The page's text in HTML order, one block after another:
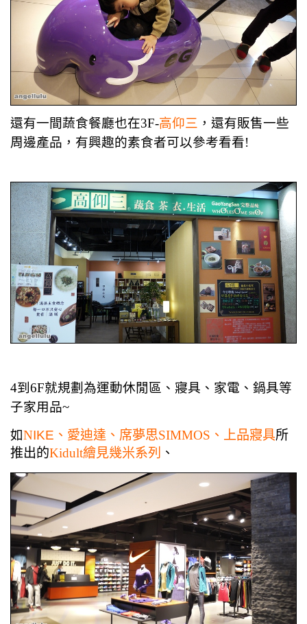
還有一間蔬食餐廳也在3F-高仰三 ，還有販售一些
周邊產品，有興趣的素食者可以參考看看!
4到6F就規劃為運動休閒區、寢具、家電、鍋具等
子家用品~
如NIKE、 愛迪達、席夢思SIMMOS、上品寢具所
推出的Kidult繪見幾米系列 、